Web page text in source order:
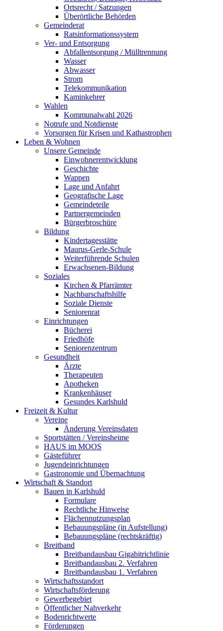
Ortsrecht / Satzungen
Überörtliche Behörden
Gemeinderat
Ratsinformationssystem
Ver- und Entsorgung
Abfallentsorgung / Mülltrennung
Wasser
Abwasser
Strom
Telekommunikation
Kaminkehrer
Wahlen
Kommunalwahl 2026
Notrufe und Notdienste
Vorsorgen für Krisen und Kathastrophen
Leben & Wohnen
Unsere Gemeinde
Einwohnerentwicklung
Geschichte
Wappen
Lage und Anfahrt
Geografische Lage
Gemeindeteile
Partnergemeinden
Bürgerbroschüre
Bildung
Kindertagesstätte
Maurus-Gerle-Schule
Weiterführende Schulen
Erwachsenen-Bildung
Soziales
Kirchen & Pfarrämter
Nachbarschaftshilfe
Soziale Dienste
Seniorenrat
Einrichtungen
Bücherei
Friedhöfe
Seniorenzentrum
Gesundheit
Ärzte
Therapeuten
Apotheken
Krankenhäuser
Gesundes Karlshuld
Freizeit & Kultur
Vereine
Änderung Vereinsdaten
Sportstätten / Vereinsheime
HAUS im MOOS
Gästeführer
Jugendeinrichtungen
Gastronomie und Übernachtung
Wirtschaft & Standort
Bauen in Karlshuld
Formulare
Rechtliche Hinweise
Flächennutzungsplan
Bebauungspläne (in Aufstellung)
Bebauungspläne (rechtskräftig)
Breitband
Breitbandausbau Gigabitrichtlinie
Breitbandausbau 2. Verfahren
Breitbandausbau 1. Verfahren
Wirtschaftsstandort
Wirtschaftsförderung
Gewerbegebiet
Öffentlicher Nahverkehr
Bodenrichtwerte
Förderungen